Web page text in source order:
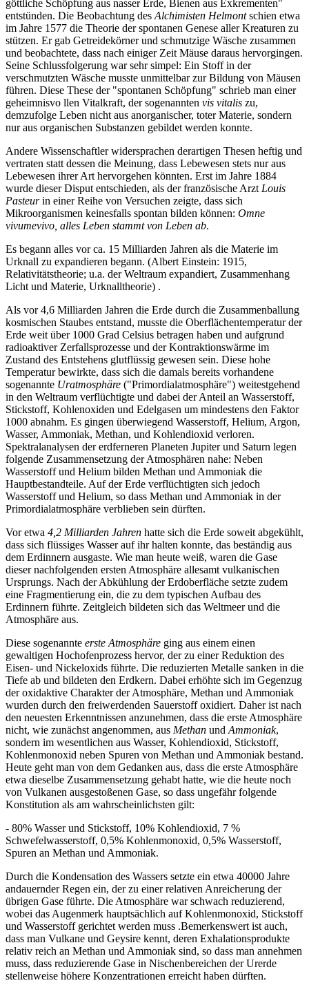
göttliche Schöpfung aus nasser Erde, Bienen aus Exkrementen"
entstünden. Die Beobachtung des Alchimisten Helmontschien etwa
im Jahre 1577 die Theorie der spontanen Genese aller Kreaturen zu
stützen. Er gab Getreidekörner und schmutzige Wäsche zusammen
und beobachtete, dass nach einiger Zeit Mäuse daraus hervorgingen.
Seine Schlussfolgerung war sehr simpel: Ein Stoff in der
verschmutzten Wäsche musste unmittelbar zur Bildung von Mäusen
führen. Diese These der "spontanen Schöpfung" schrieb man einer
geheimnisvo llen Vitalkraft, der sogenannten vis vitalis zu,
demzufolge Leben nicht aus anorganischer, toter Materie, sondern
nur aus organischen Substanzen gebildet werden konnte.
Andere Wissenschaftler widersprachen derartigen Thesen heftig und
vertraten statt dessen die Meinung, dass Lebewesen stets nur aus
Lebewesen ihrer Art hervorgehen könnten. Erst im Jahre 1884
wurde dieser Disput entschieden, als der französische Arzt Louis
Pasteurin einer Reihe von Versuchen zeigte, dass sich
Mikroorganismen keinesfalls spontan bilden können: Omne
vivumevivo, alles Leben stammt von Leben ab.
Es begann alles vor ca. 15 Milliarden Jahren als die Materie im
Urknall zu expandieren begann. (Albert Einstein: 1915,
Relativitätstheorie; u.a. der Weltraum expandiert, Zusammenhang
Licht und Materie, Urknalltheorie) .
Als vor 4,6 Milliarden Jahren die Erde durch die Zusammenballung
kosmischen Staubes entstand, musste die Oberflächentemperatur der
Erde weit über 1000 Grad Celsius betragen haben und aufgrund
radioaktiver Zerfallsprozesse und der Kontraktionswärme im
Zustand des Entstehens glutflüssig gewesen sein. Diese hohe
Temperatur bewirkte, dass sich die damals bereits vorhandene
sogenannte Uratmosphäre ("Primordialatmosphäre") weitestgehend
in den Weltraum verflüchtigte und dabei der Anteil an Wasserstoff,
Stickstoff, Kohlenoxiden und Edelgasen um mindestens den Faktor
1000 abnahm. Es gingen überwiegend Wasserstoff, Helium, Argon,
Wasser, Ammoniak, Methan, und Kohlendioxid verloren.
Spektralanalysen der erdferneren Planeten Jupiter und Saturn legen
folgende Zusammensetzung der Atmosphären nahe: Neben
Wasserstoff und Helium bilden Methan und Ammoniak die
Hauptbestandteile. Auf der Erde verflüchtigten sich jedoch
Wasserstoff und Helium, so dass Methan und Ammoniak in der
Primordialatmosphäre verblieben sein dürften.
Vor etwa 4,2 Milliarden Jahren hatte sich die Erde soweit abgekühlt,
dass sich flüssiges Wasser auf ihr halten konnte, das beständig aus
dem Erdinnern ausgaste. Wie man heute weiß, waren die Gase
dieser nachfolgenden ersten Atmosphäre allesamt vulkanischen
Ursprungs. Nach der Abkühlung der Erdoberfläche setzte zudem
eine Fragmentierung ein, die zu dem typischen Aufbau des
Erdinnern führte. Zeitgleich bildeten sich das Weltmeer und die
Atmosphäre aus.
Diese sogenannte erste Atmosphäre ging aus einem einen
gewaltigen Hochofenprozess hervor, der zu einer Reduktion des
Eisen- und Nickeloxids führte. Die reduzierten Metalle sanken in die
Tiefe ab und bildeten den Erdkern. Dabei erhöhte sich im Gegenzug
der oxidaktive Charakter der Atmosphäre, Methan und Ammoniak
wurden durch den freiwerdenden Sauerstoff oxidiert. Daher ist nach
den neuesten Erkenntnissen anzunehmen, dass die erste Atmosphäre
nicht, wie zunächst angenommen, aus Methan und Ammoniak,
sondern im wesentlichen aus Wasser, Kohlendioxid, Stickstoff,
Kohlenmonoxid neben Spuren von Methan und Ammoniak bestand.
Heute geht man von dem Gedanken aus, dass die erste Atmosphäre
etwa dieselbe Zusammensetzung gehabt hatte, wie die heute noch
von Vulkanen ausgestoßenen Gase, so dass ungefähr folgende
Konstitution als am wahrscheinlichsten gilt:
- 80% Wasser und Stickstoff, 10% Kohlendioxid, 7 %
Schwefelwasserstoff, 0,5% Kohlenmonoxid, 0,5% Wasserstoff,
Spuren an Methan und Ammoniak.
Durch die Kondensation des Wassers setzte ein etwa 40000 Jahre
andauernder Regen ein, der zu einer relativen Anreicherung der
übrigen Gase führte. Die Atmosphäre war schwach reduzierend,
wobei das Augenmerk hauptsächlich auf Kohlenmonoxid, Stickstoff
und Wasserstoff gerichtet werden muss .Bemerkenswert ist auch,
dass man Vulkane und Geysire kennt, deren Exhalationsprodukte
relativ reich an Methan und Ammoniak sind, so dass man annehmen
muss, dass reduzierende Gase in Nischenbereichen der Urerde
stellenweise höhere Konzentrationen erreicht haben dürften.